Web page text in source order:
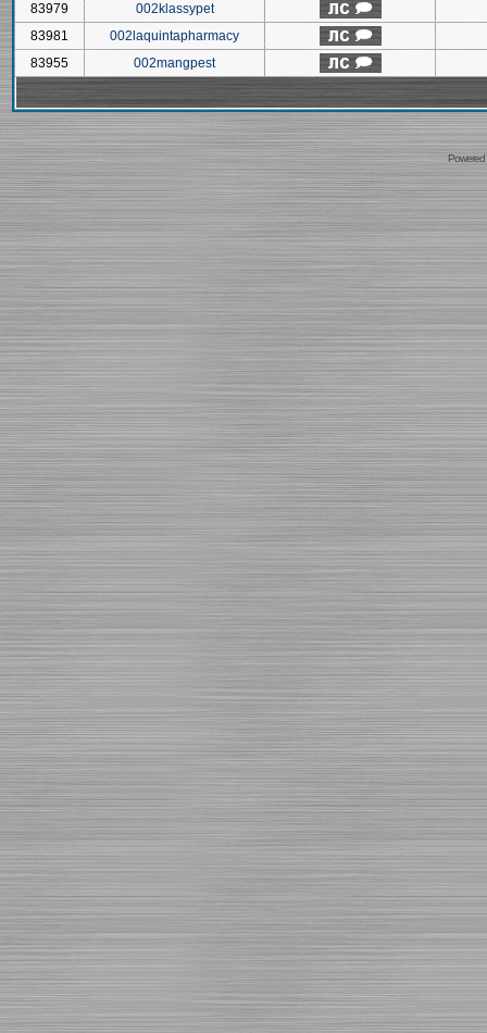
83979
002klassypet
83981
002laquintapharmacy
83955
002mangpest